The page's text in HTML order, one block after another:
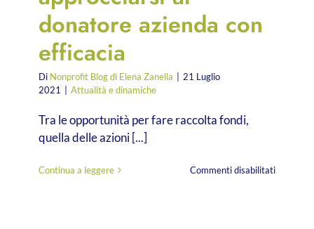
donatore azienda con
efficacia
Di Nonprofit Blog di Elena Zanella
21 Luglio
2021
Attualità e dinamiche
Tra le opportunità per fare raccolta fondi,
quella delle azioni [...]
Continua a leggere Commenti disabilitatisu